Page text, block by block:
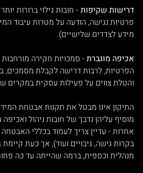
דרישות שקיפות - חובות גילוי ברורות
פרטיות נגישה, הודעה על מטרות עיבוד
מידע לצדדים שלישיים).
אכיפה מוגברת - סמכויות חקירה
הפרטיות, לרבות דרישה לקבלת מסמכים,
והטלת צווים על פעילות עסקית במקרים
מוסיף עליהן נדבך של חובות ניהול
אחרות - עדיין צריך לעמוד בכללי
בקרות גישה, גיבויים ועוד), אך כעת
מנהלית וכספית, ברמה שהייתה עד כה